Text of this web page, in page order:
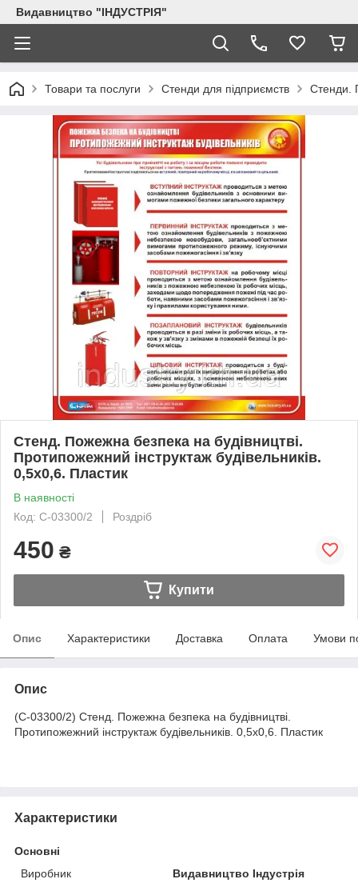
Видавництво "ІНДУСТРІЯ"
Товари та послуги Стенди для підприємств Стенди.
Стенд. Пожежна безпека на будівництві.
Протипожежний інструктаж будівельників.
0,5х0,6. Пластик
В наявності
Код: С-03300/2
Роздріб
450 ₴
Купити
Опис Характеристики Доставка Оплата Умови
Опис
(С-03300/2) Стенд. Пожежна безпека на будівництві.
Протипожежний інструктаж будівельників. 0,5х0,6. Пластик
Характеристики
Основні
Виробник
Видавництво Індустрія